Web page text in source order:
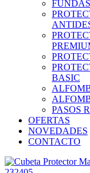
BASIC
PASOS
OFERTAS
NOVEDADES
CONTACTO